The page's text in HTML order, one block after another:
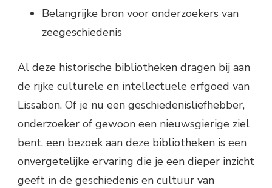
Belangrijke bron voor onderzoekers van
zeegeschiedenis
Al deze historische bibliotheken dragen bij aan
de rijke culturele en intellectuele erfgoed van
Lissabon. Of je nu een geschiedenisliefhebber,
onderzoeker of gewoon een nieuwsgierige ziel
bent, een bezoek aan deze bibliotheken is een
onvergetelijke ervaring die je een dieper inzicht
geeft in de geschiedenis en cultuur van